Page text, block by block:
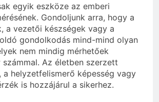
egyik eszköze az emberi
Gondoljunk arra, hogy a
a vezetői készségek vagy a
gondolkodás mind-mind olyan
nem mindig mérhetőek
számmal. Az életben szerzett
helyzetfelismerő képesség vagy
is hozzájárul a sikerhez.